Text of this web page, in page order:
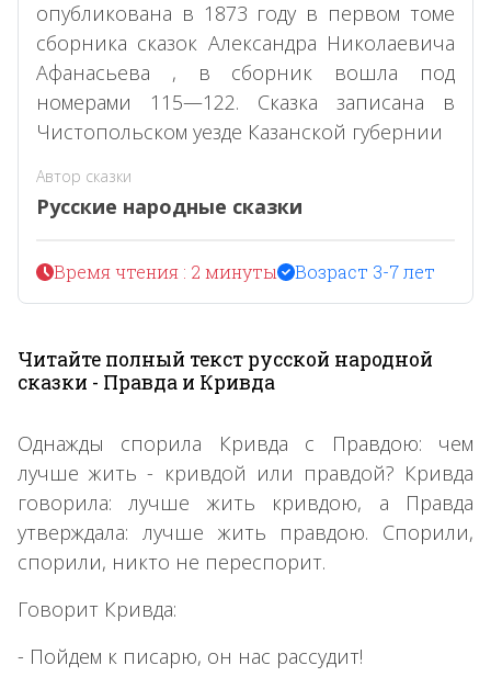
опубликована в 1873 году в первом томе
сборника сказок Александра Николаевича
Афанасьева , в сборник вошла под
номерами 115—122. Сказка записана в
Чистопольском уезде Казанской губернии
Автор сказки
Русские народные сказки
Время чтения : 2 минуты Возраст 3-7 лет
Читайте полный текст русской народной
сказки - Правда и Кривда
Однажды спорила Кривда с Правдою: чем
лучше жить - кривдой или правдой? Кривда
говорила: лучше жить кривдою, а Правда
утверждала: лучше жить правдою. Спорили,
спорили, никто не переспорит.
Говорит Кривда:
- Пойдем к писарю, он нас рассудит!